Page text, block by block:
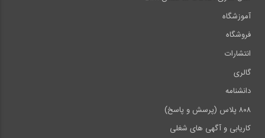
آموزشگاه
فروشگاه
انتشارات
گالری
دانشنامه
۸۰۸ پلاس (پرسش و پاسخ)
کاریابی و آگهی های شغلی